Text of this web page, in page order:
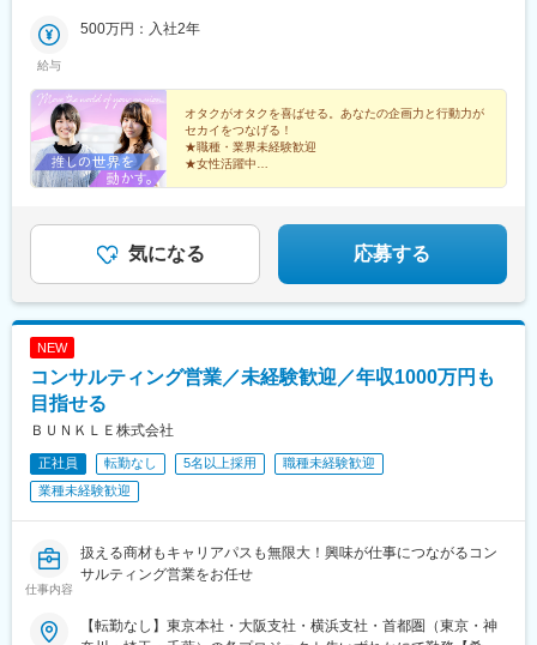
目駅、浅草駅、練馬駅、赤羽駅、六本木駅、水道橋駅、門前仲町
駅、中山駅(神奈川県)、東戸塚駅、茅ケ崎駅、たまプラーザ駅、み
なとみらい駅、二俣川駅、金沢八景駅(京急線)、鴨居駅、東神奈川
駅、武蔵新城駅、羽沢横浜国大駅、金沢文庫駅、横須賀中央駅、
石川町駅、保土ケ谷駅、港南台駅、北朝霞駅、南浦和駅、所沢
駅、志木駅、草加駅、上尾駅、熊谷駅、戸田公園駅、朝霞駅、春
駅、浦安駅(千葉県)、新松戸駅、幕張本郷駅、東松戸駅、蘇我駅、
南柏駅、我孫子駅、千葉みなと駅、南船橋駅、八千代台駅、みな
み寄居駅、成田空港駅(鉄道)、現川駅、久留米駅、古賀駅、若松
駅、甲府駅、大分駅、高崎駅、佐賀駅、鳥栖駅、原水駅、酒殿
駅、広島駅、住道駅、大阪梅田駅(阪神線)、なんば駅(地下鉄)、淀
新鳥栖駅、天神駅、小倉駅(福岡県)、中洲川端駅、姪浜駅、福岡空
港駅(鉄道)、品川駅、桜木町駅、江戸川橋駅、明治神宮前駅、北参
道駅、東成田駅、西小山駅、末広町駅(東京都)、阿倍野駅(阪堺
線)、千葉公園駅、宮前平駅、日本大通り駅、東白楽駅、中央前橋
駅、三田駅(東京都)、市役所前駅(長野県)、肥後橋駅、祇園駅(福岡
県)、葛西駅、曽根田駅、牛浜駅、富士見ケ丘駅、国際センター
駅、弘前東高前駅、津軽五所川原駅、杜せきのした駅、太子堂
駅、北四番丁駅、大門駅(東京都)、北品川駅、大手町駅(東京都)、
牛込神楽坂駅、表参道駅、国立競技場駅、岩本町駅、阿倍野駅(地
下鉄)、東千葉駅、芝公園駅、中之島駅、仙台駅(地下鉄)、広瀬通
駅、御成門駅、猿猴橋町駅、高輪ゲートウェイ駅
給与
500万円：入社2年
オタクがオタクを喜ばせる。あなたの企画力と行動力が
セカイをつなげる！
★職種・業界未経験歓迎
★女性活躍中
気になる 応募する
NEW
コンサルティング営業／未経験歓迎／年収1000万円も
目指せる
ＢＵＮＫＬＥ株式会社
正社員 転勤なし 5名以上採用
職種未経験歓迎
業種未経験歓迎
仕事内容
扱える商材もキャリアパスも無限大！興味が仕事につながるコン
サルティング営業をお任せ
【転勤なし】東京本社・大阪支社・横浜支社・首都圏（東京・神